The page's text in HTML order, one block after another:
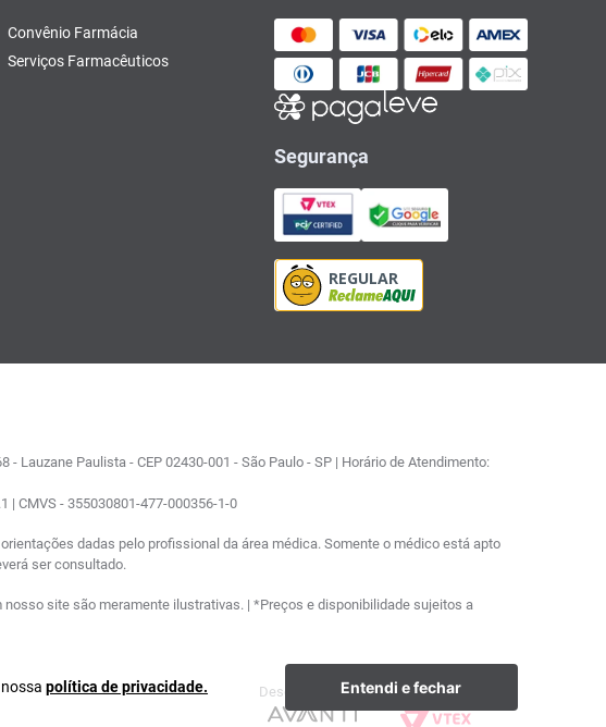
política de privacidade. Entendi e fechar
Convênio Farmácia
Serviços Farmacêuticos
Segurança
Lauzane Paulista - CEP 02430-001 - São Paulo - SP | Horário de Atendimento:
| CMVS - 355030801-477-000356-1-0
dadas pelo profissional da área médica. Somente o médico está apto
ser consultado.
site são meramente ilustrativas. | *Preços e disponibilidade sujeitos a
Desenvolvimento Plataforma